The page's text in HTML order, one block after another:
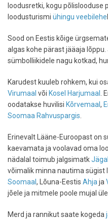
loodusretki, kogu
loodusturismi ühingu veebilehe
Sood on Eestis kõige
algas kohe pärast jääaja
sümbolliikidele nagu kotkad,
Karudest kuuleb rohkem, kui
Virumaal või Kosel Harjumaal
.
oodatakse huvilisi Kõrvemaal ,
Soomaa Rahvuspargis
Erinevalt Lääne-Euroopast on
kaevamata ja voolavad oma
nädalal toimub jalgsimatk
võimalik minna nautima sügist
Soomaal , Lõuna-Eestis Ahja ja
jõele ja mitmele poole mujal üle
Merd ja rannikut saate kogeda